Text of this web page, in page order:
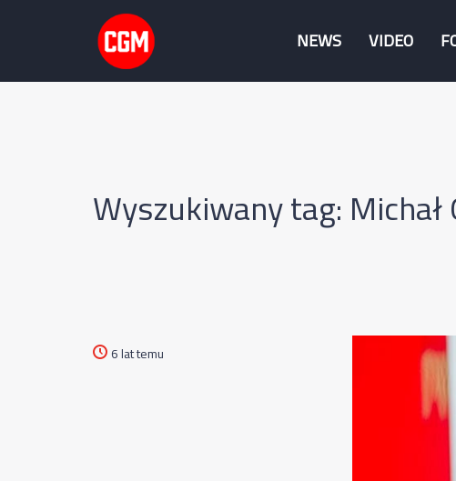
NEWS VIDEO
Wyszukiwany tag:
6 lat temu